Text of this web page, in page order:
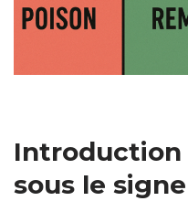
Introduction
sous le